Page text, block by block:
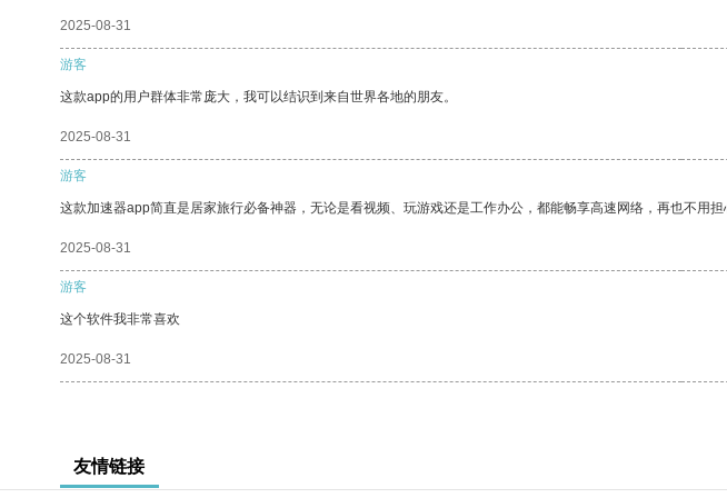
2025-08-31
游客
这款app的用户群体非常庞大，我可以结识到来自世界各地的朋友。
2025-08-31
游客
这款加速器app简直是居家旅行必备神器，无论是看视频、玩游戏还是工作办公，都能畅享高速网络，再也不
2025-08-31
游客
这个软件我非常喜欢
2025-08-31
友情链接